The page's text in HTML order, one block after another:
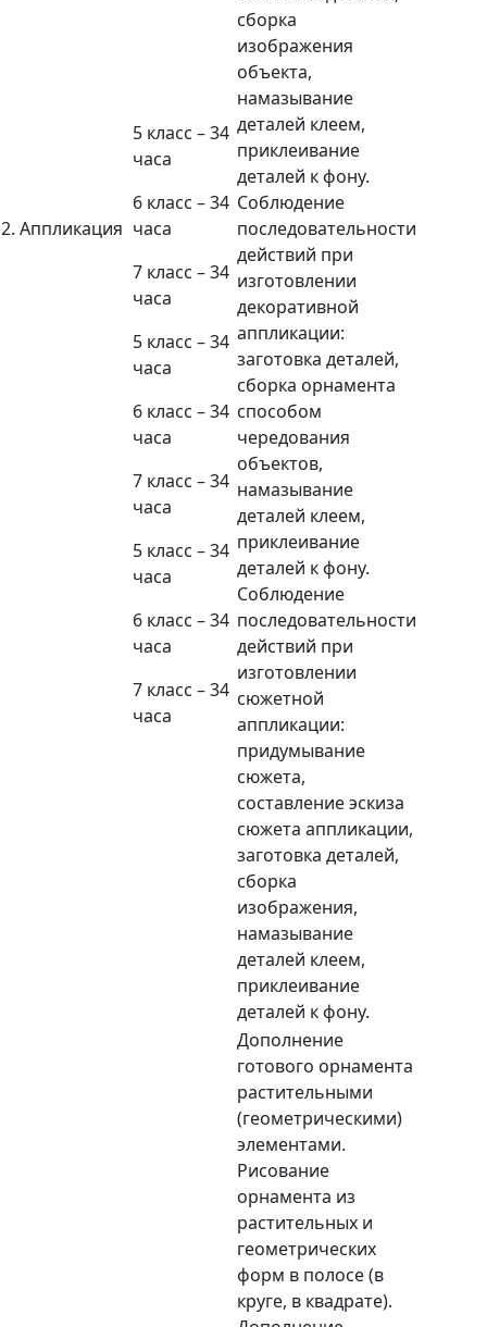
5 класс – 34
часа
6 класс – 34
часа
7 класс – 34
часа
5 класс – 34
часа
6 класс – 34
часа
7 класс – 34
часа
5 класс – 34
часа
6 класс – 34
часа
7 класс – 34
часа
2. Аппликация
сборка
изображения
объекта,
намазывание
деталей клеем,
приклеивание
деталей к фону.
Соблюдение
последовательности
действий при
изготовлении
декоративной
аппликации:
заготовка деталей,
сборка орнамента
способом
чередования
объектов,
намазывание
деталей клеем,
приклеивание
деталей к фону.
Соблюдение
последовательности
действий при
изготовлении
сюжетной
аппликации:
придумывание
сюжета,
составление эскиза
сюжета аппликации,
заготовка деталей,
сборка
изображения,
намазывание
деталей клеем,
приклеивание
деталей к фону.
Дополнение
готового орнамента
растительными
(геометрическими)
элементами.
Рисование
орнамента из
растительных и
геометрических
форм в полосе (в
круге, в квадрате).